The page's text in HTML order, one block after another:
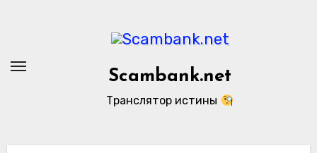
Scambank.net
Транслятор истины